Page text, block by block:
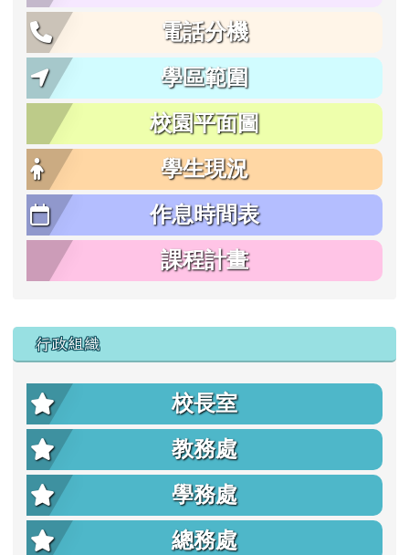
電話分機
學區範圍
校園平面圖
學生現況
作息時間表
課程計畫
行政組織
校長室
教務處
學務處
總務處